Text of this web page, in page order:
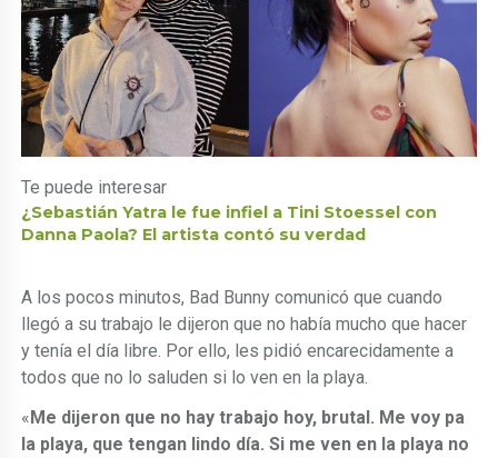
Te puede interesar
¿Sebastián Yatra le fue infiel a Tini Stoessel con
Danna Paola? El artista contó su verdad
A los pocos minutos, Bad Bunny comunicó que cuando
llegó a su trabajo le dijeron que no había mucho que hacer
y tenía el día libre. Por ello, les pidió encarecidamente a
todos que no lo saluden si lo ven en la playa.
«Me dijeron que no hay trabajo hoy, brutal. Me voy pa
la playa, que tengan lindo día. Si me ven en la playa no